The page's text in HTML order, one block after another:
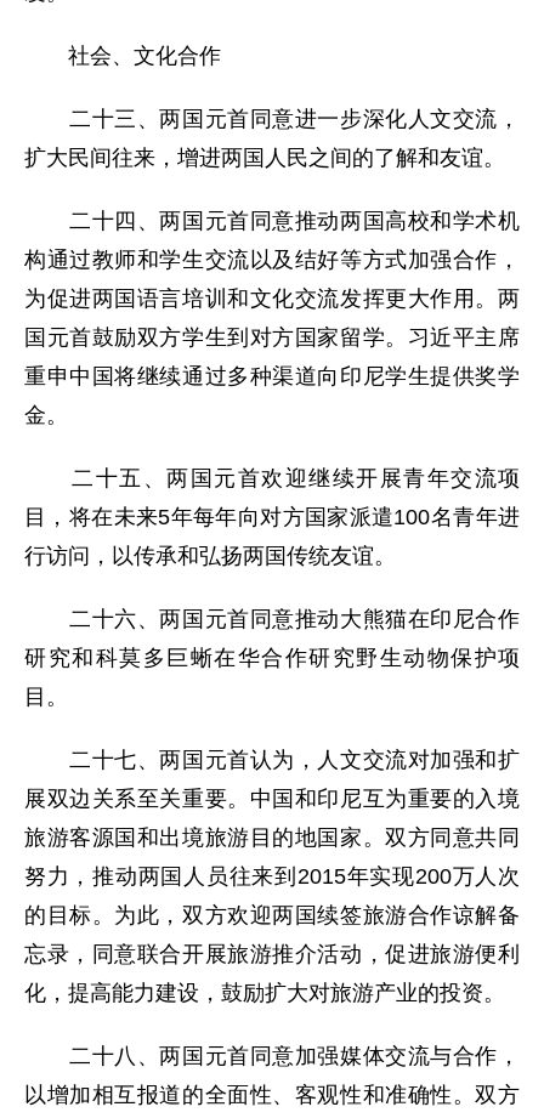
社会、文化合作
二十三、两国元首同意进一步深化人文交流，
扩大民间往来，增进两国人民之间的了解和友谊。
二十四、两国元首同意推动两国高校和学术机
构通过教师和学生交流以及结好等方式加强合作，
为促进两国语言培训和文化交流发挥更大作用。两
国元首鼓励双方学生到对方国家留学。习近平主席
重申中国将继续通过多种渠道向印尼学生提供奖学
金。
二十五、两国元首欢迎继续开展青年交流项
目，将在未来5年每年向对方国家派遣100名青年进
行访问，以传承和弘扬两国传统友谊。
二十六、两国元首同意推动大熊猫在印尼合作
研究和科莫多巨蜥在华合作研究野生动物保护项
目。
二十七、两国元首认为，人文交流对加强和扩
展双边关系至关重要。中国和印尼互为重要的入境
旅游客源国和出境旅游目的地国家。双方同意共同
努力，推动两国人员往来到2015年实现200万人次
的目标。为此，双方欢迎两国续签旅游合作谅解备
忘录，同意联合开展旅游推介活动，促进旅游便利
化，提高能力建设，鼓励扩大对旅游产业的投资。
二十八、两国元首同意加强媒体交流与合作，
以增加相互报道的全面性、客观性和准确性。双方